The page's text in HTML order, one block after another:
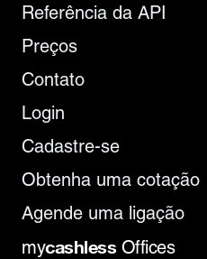
Referência da API
Preços
Contato
Login
Cadastre-se
Obtenha uma cotação
Agende uma ligação
mycashlessOffices